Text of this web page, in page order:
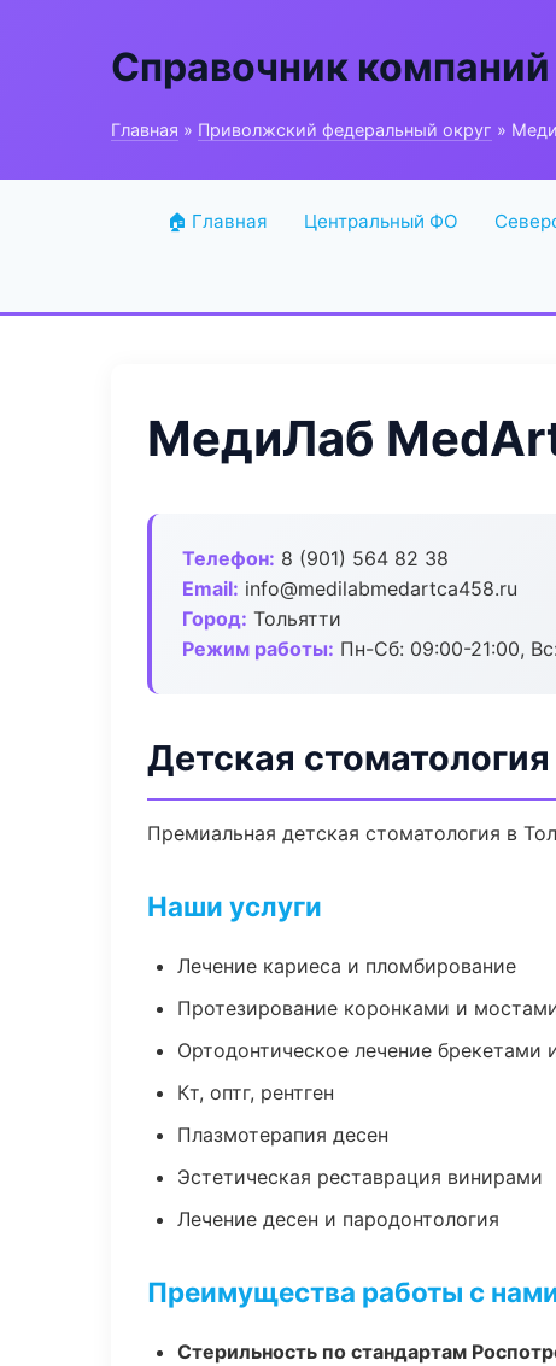
Справочник компаний
Главная » Приволжский федеральный округ »
🏠 Главная Центральный ФО
МедиЛаб
Телефон: 8 (901) 564 82 38
Email: info@medilabmedartca458.ru
Город: Тольятти
Режим работы: Пн-Сб: 09:00-21:00,
Детская
Премиальная детская стоматология в
Наши услуги
Лечение кариеса и пломбирование
Протезирование коронками и
Ортодонтическое лечение брекетами
Кт, оптг, рентген
Плазмотерапия десен
Эстетическая реставрация винирами
Лечение десен и пародонтология
Преимущества работы с
Стерильность по стандартам